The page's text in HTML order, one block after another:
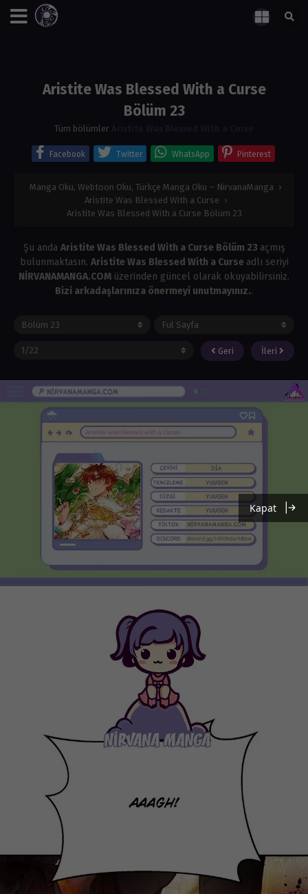
Aristite Was Blessed With a Curse
Bölüm 23
Tüm bölümler Aristite Was Blessed With a Curse
Facebook Twitter WhatsApp Pinterest
Manga Oku, Webtoon Oku, Türkçe Manga Oku – NirvanaManga ›
Aristite Was Blessed With a Curse ›
Aristite Was Blessed With a Curse Bölüm 23
Şu anda Aristite Was Blessed With a Curse Bölüm 23 açmış
bulunmaktasın. Aristite Was Blessed With a Curse adlı seriyi
NİRVANAMANGA.COM üzerinden güncel olarak okuyabilirsiniz.
Bizi arkadaşlarınıza önermeyi unutmayınız..
Geri İleri
Kapat